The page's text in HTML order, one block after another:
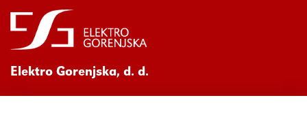
Elektro Gorenjska, d. d.